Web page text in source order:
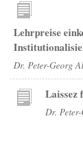
Lehrpreise
Dr. Peter-Georg
Laissez
Dr.